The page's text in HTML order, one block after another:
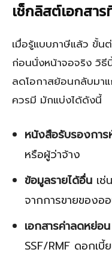
เช็กลิสต์เอกสา
เมื่อรู้แบบภาษีแล้ว ขั้น
ก่อนนั่งหน้าจอจริง วิธี
ลดโอกาสย้อนกลับมา
ควรมี มักแบ่งได้ดังนี้
หนังสือรับรองกา
หรือผู้ว่าจ้าง
ข้อมูลรายได้อื่น เ
จากการขายของอ
เอกสารค่าลดหย่อน
SSF/RMF ดอกเ